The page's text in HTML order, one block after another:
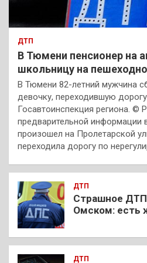
ДТП
В Тюмени пенсионер на
школьницу на
В Тюмени 82-летний мужчина
девочку, переходившую
Госавтоинспекция региона. ©
предварительной информации
произошел на Пролетарской
переходила дорогу по
ДТП
Страшное
Омском: есть
ДТП